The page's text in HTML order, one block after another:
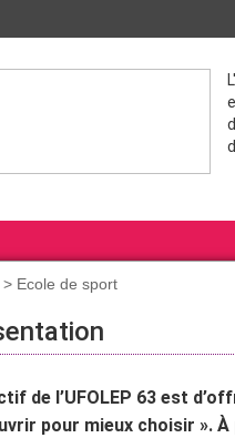
SPORTIVES
> Ecole de sport
de l’UFOLEP 63 est
pour mieux choisir ».